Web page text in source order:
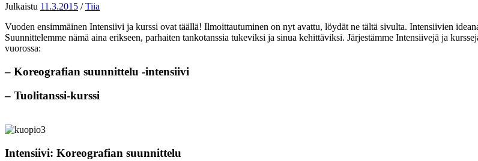
Julkaistu 11.3.2015 /Tiia
Vuoden ensimmäinen Intensiivi ja kurssi ovat täällä! Ilmoittautuminen on nyt avattu, löydät ne tältä sivulta. Intensiivien
Suunnittelemme nämä aina erikseen, parhaiten tankotanssia tukeviksi ja sinua kehittäviksi. Järjestämme Intensiivejä ja
vuorossa:
– Koreografian suunnittelu -intensiivi
– Tuolitanssi-kurssi
Intensiivi: Koreografian suunnittelu